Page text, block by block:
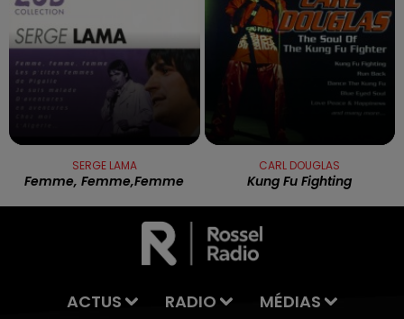
SERGE LAMA
Femme, Femme,femme
CARL DOUGLAS
Kung Fu Fighting
ACTUS RADIO MÉDIAS